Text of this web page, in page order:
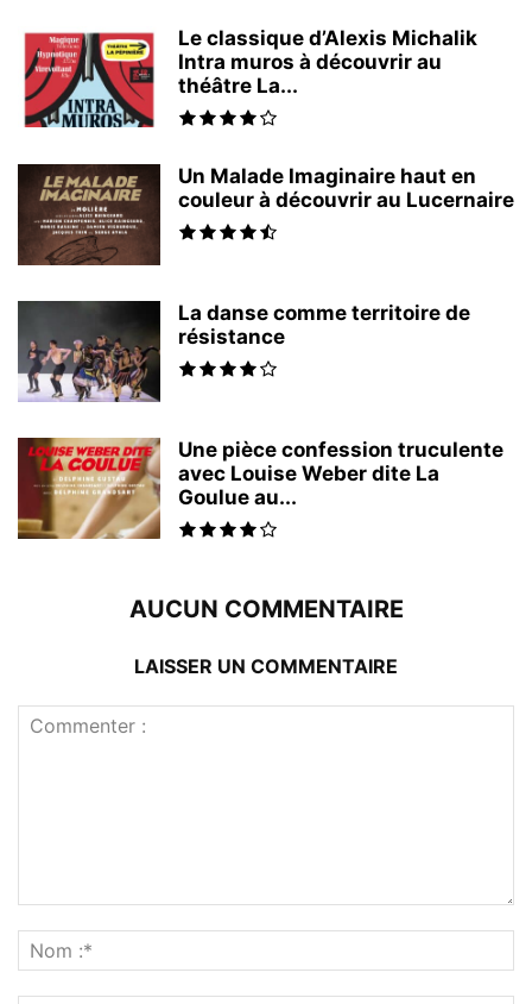
Le classique d’Alexis Michalik
Intra muros à découvrir au
théâtre La...
Un Malade Imaginaire haut en
couleur à découvrir au Lucernaire
La danse comme territoire de
résistance
Une pièce confession truculente
avec Louise Weber dite La
Goulue au...
AUCUN COMMENTAIRE
LAISSER UN COMMENTAIRE